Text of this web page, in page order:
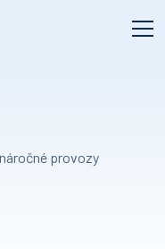
provozy